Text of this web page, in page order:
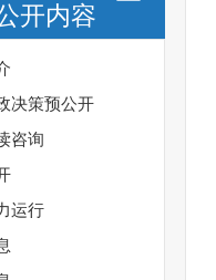
开内容
决策预公开
咨询
运行